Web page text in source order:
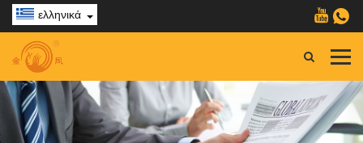
ελληνικά